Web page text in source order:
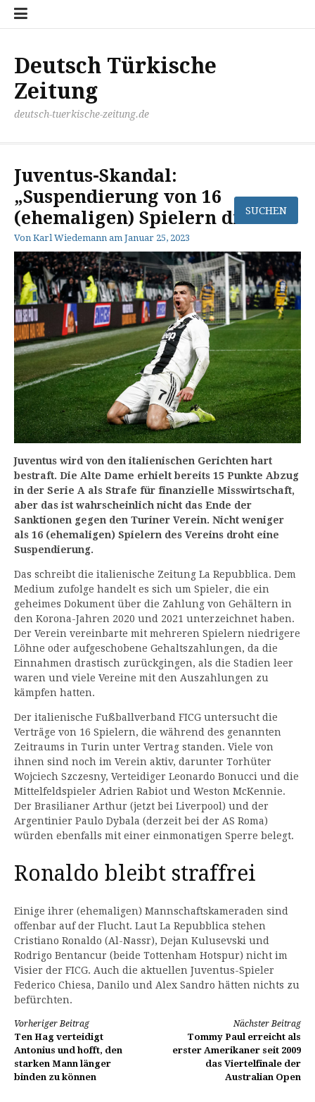
Zum
Inhalt
Deutsch Türkische
Zeitung
deutsch-tuerkische-zeitung.de
Juventus-Skandal:
„Suspendierung von 16
(ehemaligen) Spielern droht“
Von Karl Wiedemann am Januar 25, 2023
Juventus wird von den italienischen Gerichten hart
bestraft. Die Alte Dame erhielt bereits 15 Punkte Abzug
in der Serie A als Strafe für finanzielle Misswirtschaft,
aber das ist wahrscheinlich nicht das Ende der
Sanktionen gegen den Turiner Verein. Nicht weniger
als 16 (ehemaligen) Spielern des Vereins droht eine
Suspendierung.
Das schreibt die italienische Zeitung La Repubblica. Dem
Medium zufolge handelt es sich um Spieler, die ein
geheimes Dokument über die Zahlung von Gehältern in
den Korona-Jahren 2020 und 2021 unterzeichnet haben.
Der Verein vereinbarte mit mehreren Spielern niedrigere
Löhne oder aufgeschobene Gehaltszahlungen, da die
Einnahmen drastisch zurückgingen, als die Stadien leer
waren und viele Vereine mit den Auszahlungen zu
kämpfen hatten.
Der italienische Fußballverband FICG untersucht die
Verträge von 16 Spielern, die während des genannten
Zeitraums in Turin unter Vertrag standen. Viele von
ihnen sind noch im Verein aktiv, darunter Torhüter
Wojciech Szczesny, Verteidiger Leonardo Bonucci und die
Mittelfeldspieler Adrien Rabiot und Weston McKennie.
Der Brasilianer Arthur (jetzt bei Liverpool) und der
Argentinier Paulo Dybala (derzeit bei der AS Roma)
würden ebenfalls mit einer einmonatigen Sperre belegt.
Ronaldo bleibt straffrei
Einige ihrer (ehemaligen) Mannschaftskameraden sind
offenbar auf der Flucht. Laut La Repubblica stehen
Cristiano Ronaldo (Al-Nassr), Dejan Kulusevski und
Rodrigo Bentancur (beide Tottenham Hotspur) nicht im
Visier der FICG. Auch die aktuellen Juventus-Spieler
Federico Chiesa, Danilo und Alex Sandro hätten nichts zu
befürchten.
Weiterlesen
Vorheriger Beitrag
Ten Hag verteidigt
Antonius und hofft, den
starken Mann länger
binden zu können
Nächster Beitrag
Tommy Paul erreicht als
erster Amerikaner seit 2009
das Viertelfinale der
Australian Open